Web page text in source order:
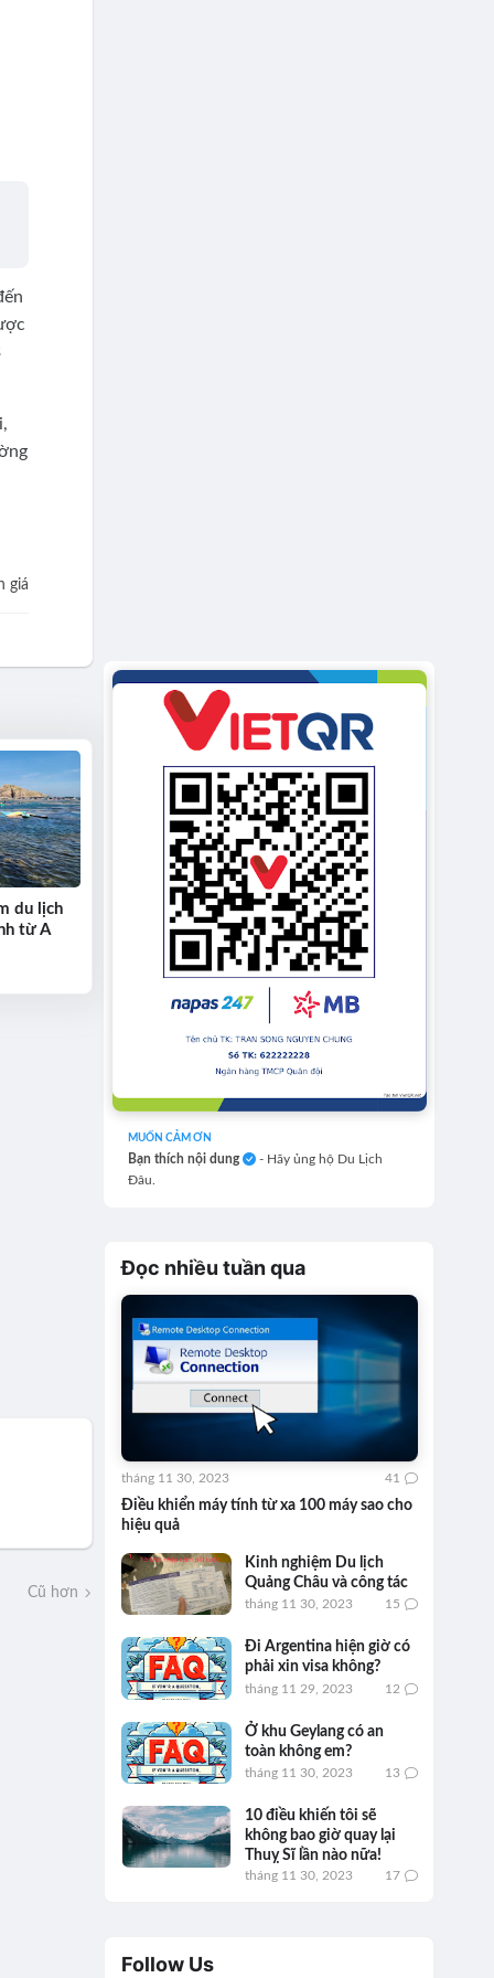
giá
du lịch
từ A
Cũ hơn
MUỐN CẢM ƠN
Bạn thích nội dung
- Hãy ủng hộ Du Lịch
Đâu.
Đọc nhiều tuần qua
Điều khiển máy tính từ xa 100 máy sao cho
hiệu quả
tháng 11 30, 2023 41
Kinh nghiệm Du lịch
Quảng Châu và công tác
tháng 11 30, 2023 15
Đi Argentina hiện giờ có
phải xin visa không?
tháng 11 29, 2023 12
Ở khu Geylang có an
toàn không em?
tháng 11 30, 2023 13
10 điều khiến tôi sẽ
không bao giờ quay lại
Thuỵ Sĩ lần nào nữa!
tháng 11 30, 2023 17
Follow Us